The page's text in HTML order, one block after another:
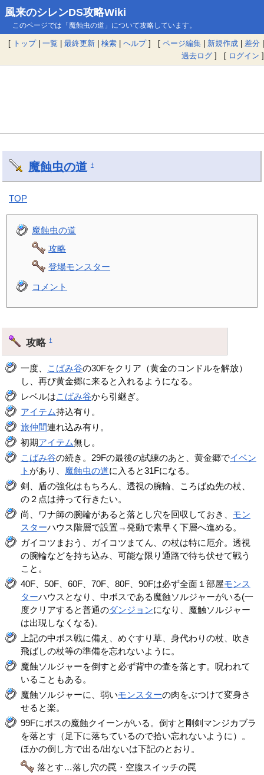
風来のシレンDS攻略Wiki
このページでは「魔蝕虫の道」について攻略しています。
[ トップ| 一覧 | 最終更新 | 検索 | ヘルプ] [ ページ編集 | 新規作成 | 差分 |
過去ログ ] [ ログイン ]
魔蝕虫の道 †
TOP
魔蝕虫の道
攻略
登場モンスター
コメント
攻略†
一度、 こばみ谷の30Fをクリア（黄金のコンドルを解放）
し、再び黄金郷に来ると入れるようになる。
レベルはこばみ谷から引継ぎ。
アイテム持込有り。
旅仲間連れ込み有り。
初期アイテム無し。
こばみ谷の続き。29Fの最後の試練のあと、黄金郷でイベン
ト があり、 魔蝕虫の道に入ると31Fになる。
剣、盾の強化はもちろん、透視の腕輪、ころばぬ先の杖、
の２点は持って行きたい。
尚、ワナ師の腕輪があると落とし穴を回収しておき、 モン
スターハウス階層で設置→発動で素早く下層へ進める。
ガイコツまおう、ガイコツまてん、の杖は特に厄介。透視
の腕輪などを持ち込み、可能な限り通路で待ち伏せて戦う
こと。
40F、50F、60F、70F、80F、90Fは必ず全面１部屋モンス
ターハウスとなり、中ボスである魔蝕ソルジャーがいる(一
度クリアすると普通のダンジョンになり、魔触ソルジャー
は出現しなくなる)。
上記の中ボス戦に備え、めぐすり草、身代わりの杖、吹き
飛ばしの杖等の準備を忘れないように。
魔蝕ソルジャーを倒すと必ず背中の壷を落とす。呪われて
いることもある。
魔蝕ソルジャーに、弱いモンスターの肉をぶつけて変身さ
せると楽。
99Fにボスの魔蝕クイーンがいる。倒すと剛剣マンジカブラ
を落とす（足下に落ちているので拾い忘れないように）。
ほかの倒し方で出る/出ないは下記のとおり。
落とす…落し穴の罠・空腹スイッチの罠